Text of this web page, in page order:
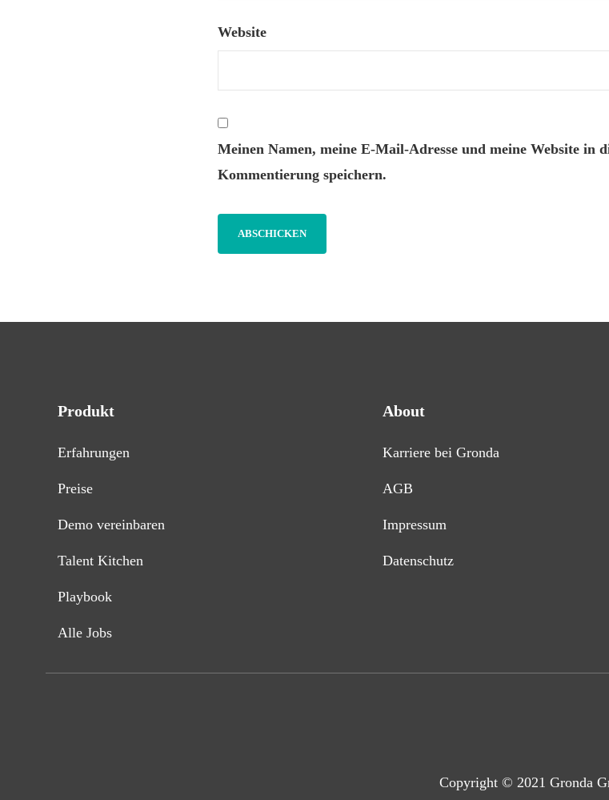
Website
Meinen Namen, meine E-Mail-Adresse und meine Website in
Kommentierung speichern.
Produkt
Erfahrungen
Preise
Demo vereinbaren
Talent Kitchen
Playbook
Alle Jobs
About
Karriere bei Gronda
AGB
Impressum
Datenschutz
Copyright © 2021 Gronda